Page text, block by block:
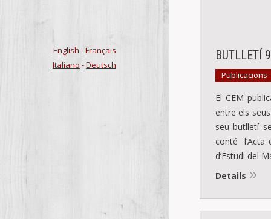
English -Français
Italiano -Deutsch
BUTLLETÍ
Publicacions
El CEM
entre els
seu butlletí
conté l’Acta
d’Estudi del
Details